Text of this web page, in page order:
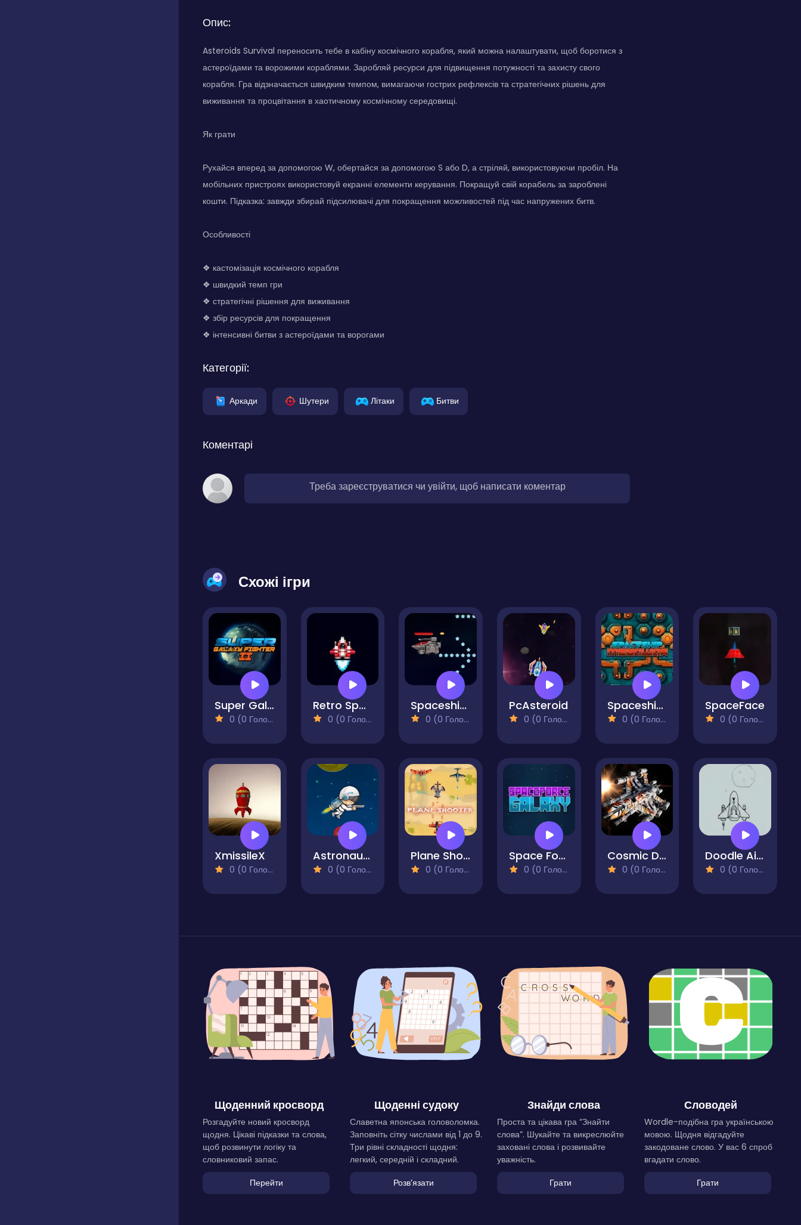
Опис:
Asteroids Survival переносить тебе в кабіну космічного корабля, який можна налаштувати, щоб боротися з
астероїдами та ворожими кораблями. Заробляй ресурси для підвищення потужності та захисту свого
корабля. Гра відзначається швидким темпом, вимагаючи гострих рефлексів та стратегічних рішень для
виживання та процвітання в хаотичному космічному середовищі.
Як грати
Рухайся вперед за допомогою W, обертайся за допомогою S або D, а стріляй, використовуючи пробіл. На
мобільних пристроях використовуй екранні елементи керування. Покращуй свій корабель за зароблені
кошти. Підказка: завжди збирай підсилювачі для покращення можливостей під час напружених битв.
Особливості
❖ кастомізація космічного корабля
❖ швидкий темп гри
❖ стратегічні рішення для виживання
❖ збір ресурсів для покращення
❖ інтенсивні битви з астероїдами та ворогами
Категорії:
Аркади Шутери Літаки Битви
Коментарі
Треба зареєструватися чи увійти, щоб написати коментар
Схожі ігри
Super Galaxy Fighter 2
0 (0 Голосів)
Retro Space Shooter
0 (0 Голосів)
Spaceship Blaster
0 (0 Голосів)
PcAsteroid
0 (0 Голосів)
Spaceship Mega War
0 (0 Голосів)
SpaceFace
0 (0 Голосів)
XmissileX
0 (0 Голосів)
Astronaut Destroyer
0 (0 Голосів)
Plane Shooter
0 (0 Голосів)
Space Force Galaxy
0 (0 Голосів)
Cosmic Defender Space Assault
0 (0 Голосів)
Doodle Aircraft
0 (0 Голосів)
Щоденний кросворд
Розгадуйте новий кросворд
щодня. Цікаві підказки та слова,
щоб розвинути логіку та
словниковий запас.
Перейти
Щоденні судоку
Славетна японська головоломка.
Заповніть сітку числами від 1 до 9.
Три рівні складності щодня:
легкий, середній і складний.
Розвʼязати
Знайди слова
Проста та цікава гра “Знайти
слова”. Шукайте та викреслюйте
заховані слова і розвивайте
уважність.
Грати
Словодей
Wordle-подібна гра українською
мовою. Щодня відгадуйте
закодоване слово. У вас 6 спроб
вгадати слово.
Грати